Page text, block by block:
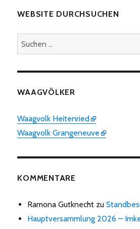
WEBSITE DURCHSUCHEN
Suchen
nach:
WAAGVÖLKER
Waagvolk Heitenried
Waagvolk Grangeneuve
KOMMENTARE
Ramona Gutknecht zu
Hauptversammlung 2026 –